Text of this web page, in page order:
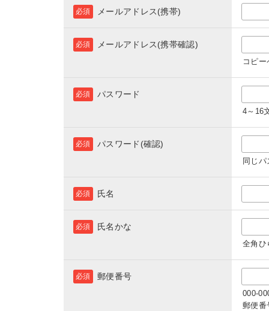
メールアドレス(携帯)
必須
メールアドレス(携帯確認)
必須
コピ
パスワード
必須
4～16
パスワード(確認)
必須
同じ
氏名
必須
氏名かな
必須
全角ひ
郵便番号
必須
000-
郵便番